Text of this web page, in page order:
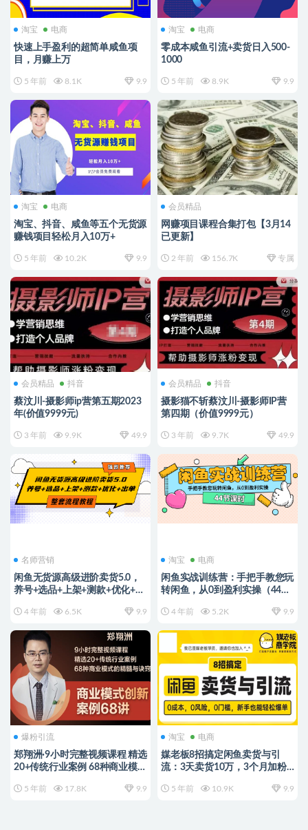
淘宝 电商
快速上手盈利的超简单咸鱼项
目，月赚上万
5 年前 8.1K 9.9
淘宝 电商
零成本咸鱼引流+卖货日入500-
1000
5 年前 8.9K 9.9
淘宝 电商
淘宝、抖音、咸鱼等​​五个无‌货源
赚钱项‌‌目​轻松月入‌10万+
5 年前 10.2K 9.9
会员精品
网赚项目课程合集打包【3月14
已更新】
2 年前 156.7K 专属
会员精品 抖音
蔡汶川-摄影师ip营第五期2023
年(价值9999元)
3 年前 9.9K 49.9
会员精品 抖音
摄影猫不斩蔡汶川-摄影师IP营
第四期（价值9999元）
3 年前 9.7K 49.9
名师营销
闲鱼无货源高级进阶卖货5.0，
养号+选品+上架+测款+优化+出
4 年前 6.5K 9.9
淘宝 电商
闲鱼实战训练营：手把手教您玩
转闲鱼，从0到盈利实操（44节
4 年前 5.2K 9.9
爆粉引流
郑翔洲·9小时完整视频课程 精选
20+传统行业案例 68种商业模式
5 年前 17.8K 9.9
淘宝 电商
媒老板8招搞定闲鱼卖货与引
流：3天卖货10万，3个月加粉
5 年前 10.9K 9.9